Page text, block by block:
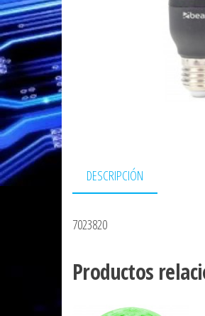
DESCRIPCIÓN
7023820
Productos